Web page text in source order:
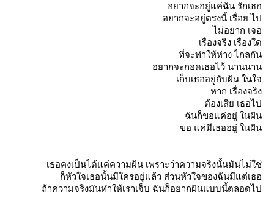
อยากจะอยู่แค่ฉัน รักเธอ
อยากจะอยู่ตรงนี้ เรื่อย ไป
ไม่อยาก เจอ
เรื่องจริง เรื่องใด
ที่จะทำให้ห่าง ไกลกัน
อยากจะกอดเธอไว้ นานนาน
เก็บเธออยู่กับฝัน ในใจ
หาก เรื่องจริง
ต้องเสีย เธอไป
ฉันก็ขอแค่อยู่ ในฝัน
ขอ แค่มีเธออยู่ ในฝัน
เธอคงเป็นได้แค่ความฝัน เพราะว่าความจริงนั้นมันไม่ใช่
ก็หัวใจเธอนั้นมีใครอยู่แล้ว ส่วนหัวใจของฉันมีแต่เธอ
ถ้าความจริงมันทำให้เราเจ็บ ฉันก็อยากฝันแบบนี้ตลอดไป